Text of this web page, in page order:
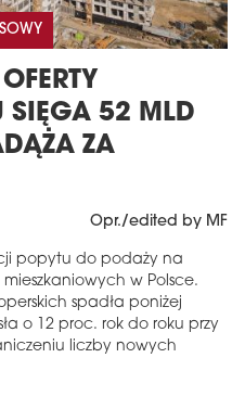
SIĘGA 52 MLD
ZA
Opr./edited by MF
popytu do podaży na
w Polsce.
spadła poniżej
o 12 proc. rok do roku przy
liczby nowych